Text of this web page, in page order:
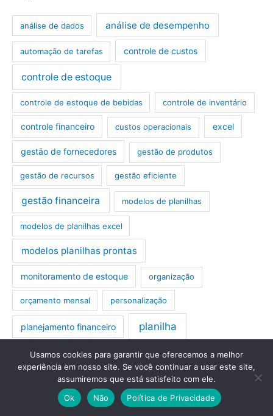
análise de dados análise de desempenho
automação de tarefas controle de custos
controle de estoque
controle de estoque de bebidas controle de inventário
controle financeiro custos operacionais excel
gestão de fornecedores gestão de produtos
gestão de recursos gestão eficiente
gestão financeira modelos de planilhas
modelos de planilhas excel
modelos planilhas prontas
monitoramento de estoque organização
orçamento mensal personalização
planejamento financeiro planilha
planilha de custos operacionais planilha empresarial
planilha excel planilha excel lavanderia
planilha horas extras planilha orçamento
Usamos cookies para garantir que oferecemos a melhor
experiência em nosso site. Se você continuar a usar este site,
assumiremos que está satisfeito com ele.
Ok
Não Política de Privacidade